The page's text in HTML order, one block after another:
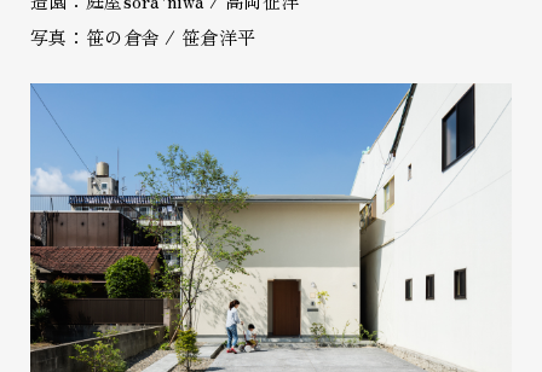
写真：笹の倉舎 / 笹倉洋平